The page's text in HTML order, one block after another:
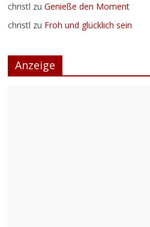
christl zuGenieße den Moment
christl zu Froh und glücklich sein
Anzeige